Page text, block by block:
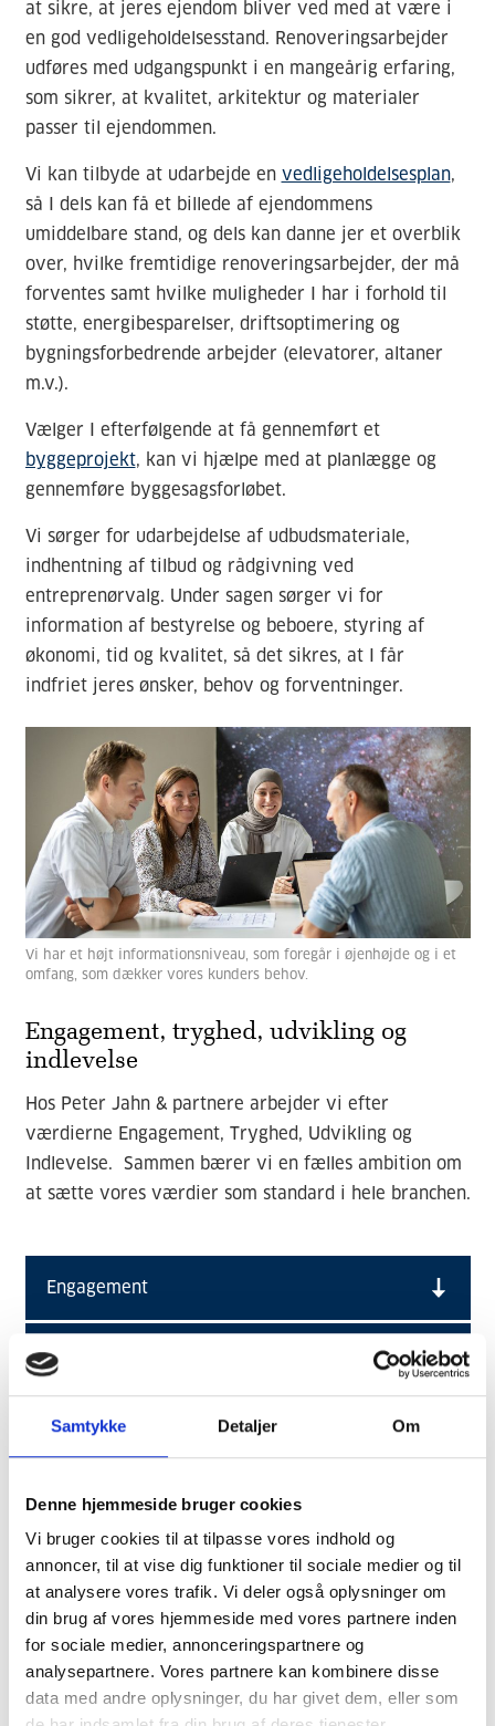
Samtykke Detaljer Om
Denne hjemmeside bruger cookies
Vi bruger cookies til at tilpasse vores indhold og
annoncer, til at vise dig funktioner til sociale medier og til
at analysere vores trafik. Vi deler også oplysninger om
din brug af vores hjemmeside med vores partnere inden
for sociale medier, annonceringspartnere og
analysepartnere. Vores partnere kan kombinere disse
data med andre oplysninger, du har givet dem, eller som
at sikre, at jeres ejendom bliver ved med at være i
en god vedligeholdelsesstand. Renoveringsarbejder
udføres med udgangspunkt i en mangeårig erfaring,
som sikrer, at kvalitet, arkitektur og materialer
passer til ejendommen.
Vi kan tilbyde at udarbejde en vedligeholdelsesplan,
så I dels kan få et billede af ejendommens
umiddelbare stand, og dels kan danne jer et overblik
over, hvilke fremtidige renoveringsarbejder, der må
forventes samt hvilke muligheder I har i forhold til
støtte, energibesparelser, driftsoptimering og
bygningsforbedrende arbejder (elevatorer, altaner
m.v.).
Vælger I efterfølgende at få gennemført et
byggeprojekt, kan vi hjælpe med at planlægge og
gennemføre byggesagsforløbet.
Vi sørger for udarbejdelse af udbudsmateriale,
indhentning af tilbud og rådgivning ved
entreprenørvalg. Under sagen sørger vi for
information af bestyrelse og beboere, styring af
økonomi, tid og kvalitet, så det sikres, at I får
indfriet jeres ønsker, behov og forventninger.
Vi har et højt informationsniveau, som foregår i øjenhøjde og i et
omfang, som dækker vores kunders behov.
Engagement, tryghed, udvikling og
indlevelse
Hos Peter Jahn & partnere arbejder vi efter
værdierne Engagement, Tryghed, Udvikling og
Indlevelse. Sammen bærer vi en fælles ambition om
at sætte vores værdier som standard i hele branchen.
Engagement
Tryghed
Udvikling
At arbejde efter vores værdier har gjort os til en
væsentlig spiller i branchen.
Det har aldrig været vores mål at være billigst, det
har altid været vores mål at være bedst. Vi vil tjene
vores værdier på at levere værdier. Vi tænker